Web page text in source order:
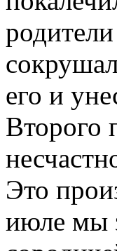
его и
Второго
Это
июле мы